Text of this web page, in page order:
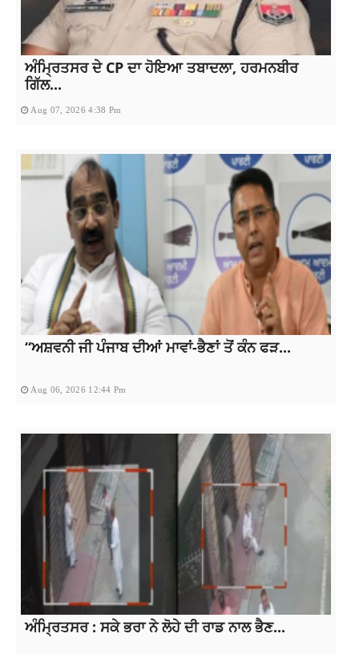
ਅੰਮ੍ਰਿਤਸਰ ਦੇ CP ਦਾ ਹੋਇਆ ਤਬਾਦਲਾ, ਹਰਮਨਬੀਰ
ਗਿੱਲ...
Aug 07, 2026 4:38 Pm
“ਅਸ਼ਵਨੀ ਜੀ ਪੰਜਾਬ ਦੀਆਂ ਮਾਵਾਂ-ਭੈਣਾਂ ਤੋਂ ਕੰਨ ਫੜ...
Aug 06, 2026 12:44 Pm
ਅੰਮ੍ਰਿਤਸਰ : ਸਕੇ ਭਰਾ ਨੇ ਲੋਹੇ ਦੀ ਰਾਡ ਨਾਲ ਭੈਣ...